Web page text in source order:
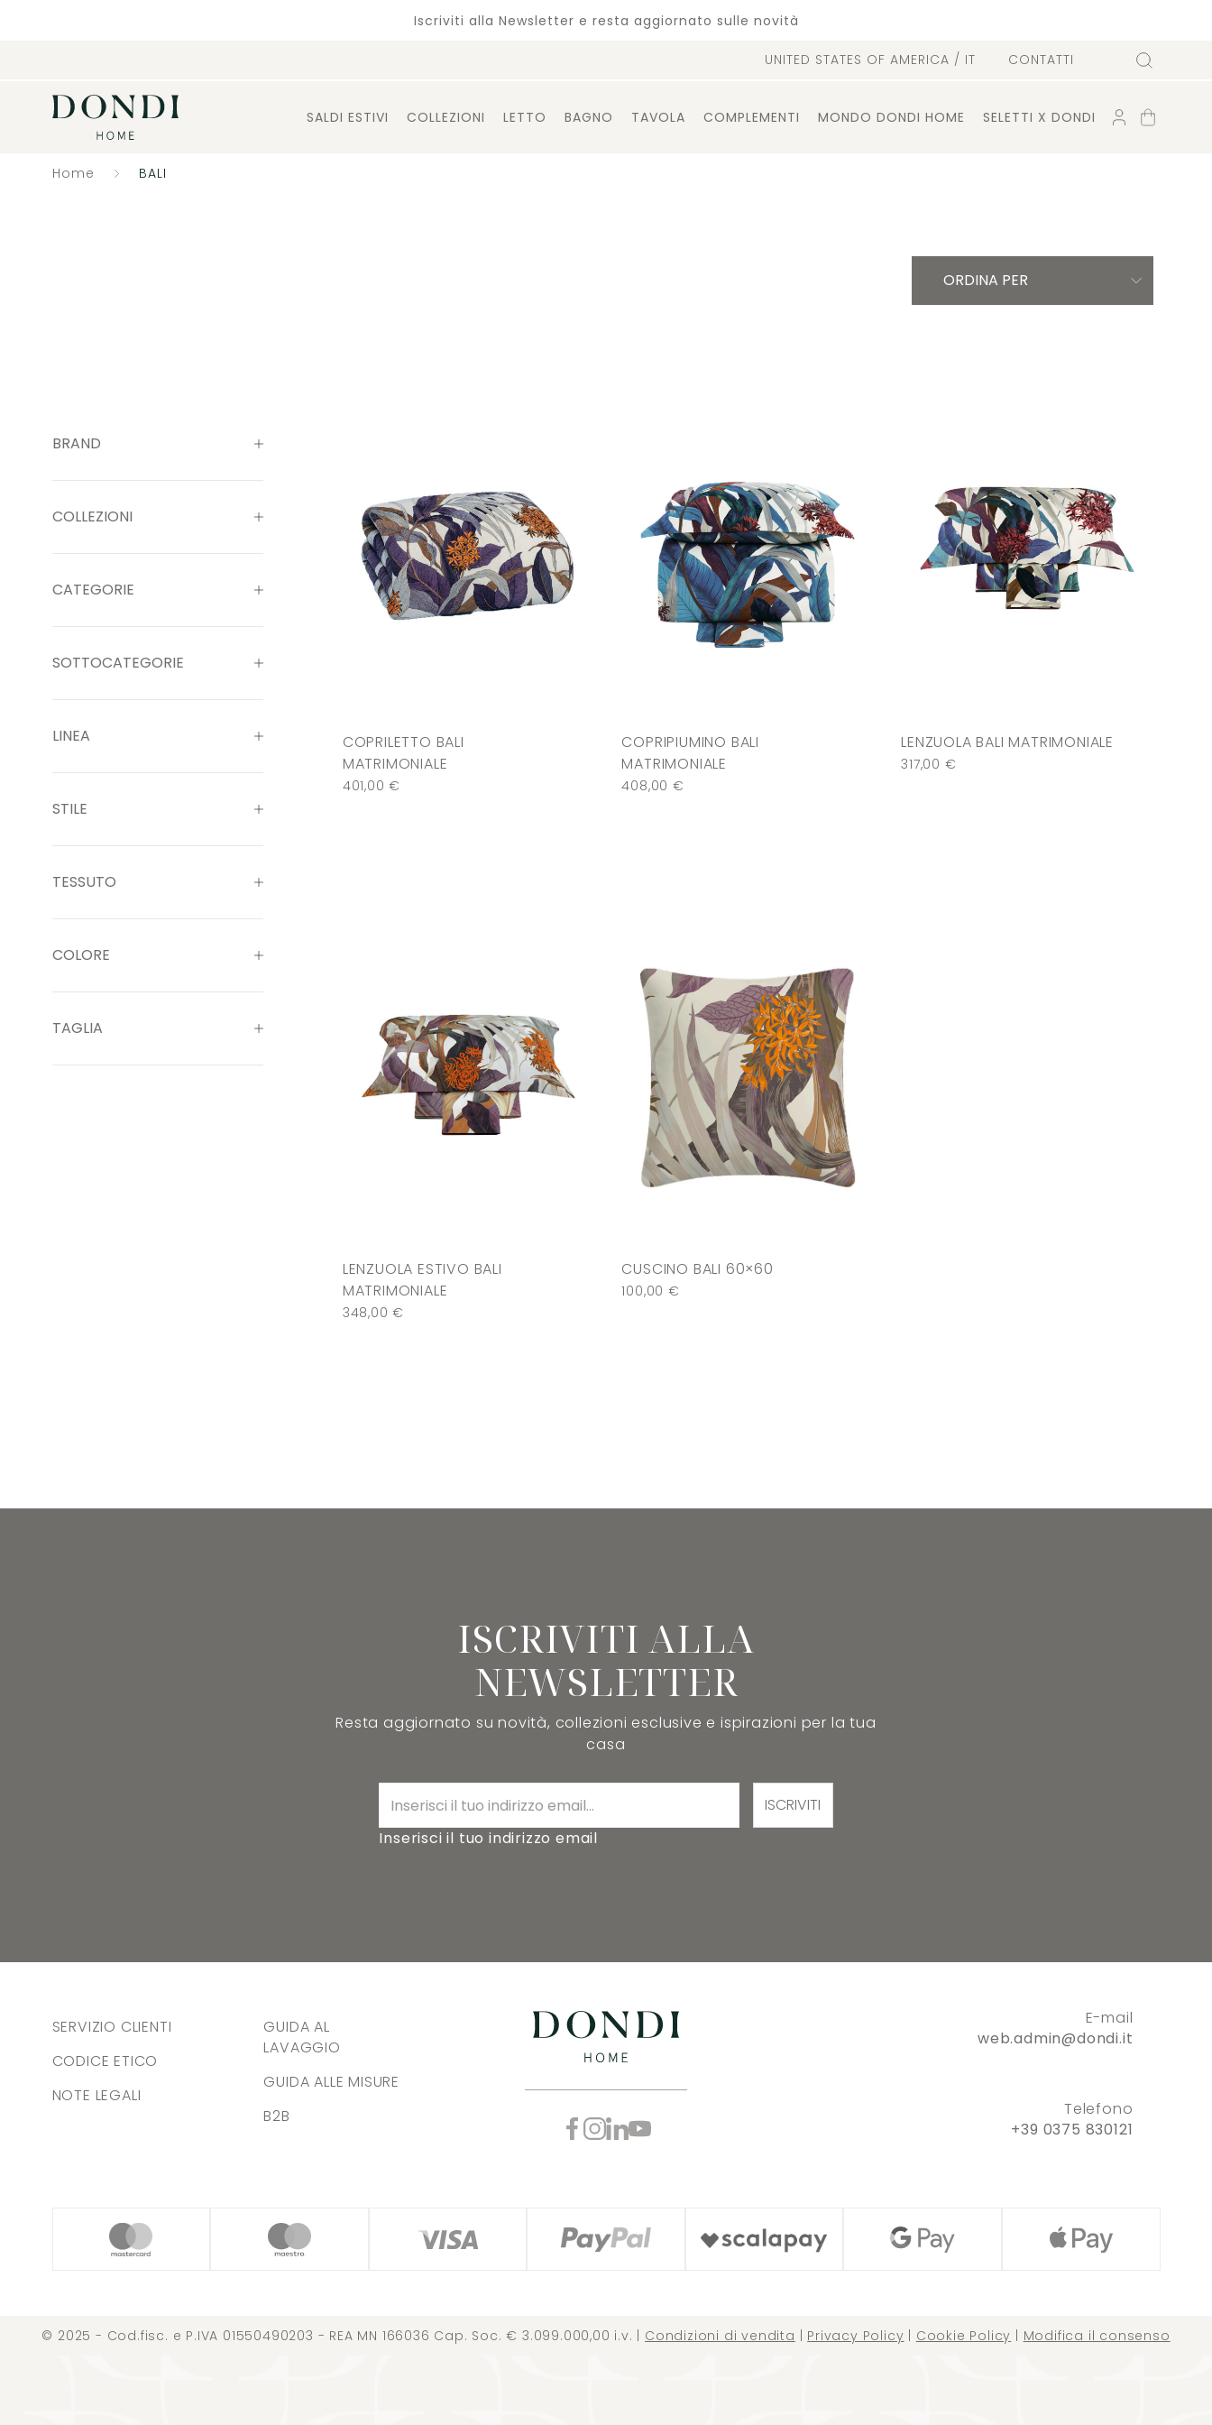
Iscriviti alla Newsletter e resta aggiornato sulle novità
UNITED STATES OF AMERICA / IT CONTATTI Cerca
SALDI ESTIVI COLLEZIONI LETTO BAGNO TAVOLA COMPLEMENTI MONDO DONDI HOME SELETTI X DONDI ACCOUNT
CARRELLO
Home BALI
BRAND
COLLEZIONI
CATEGORIE
SOTTOCATEGORIE
LINEA
STILE
TESSUTO
COLORE
TAGLIA
ORDINA PER
COPRILETTO BALI
MATRIMONIALE
401,00€
COPRIPIUMINO BALI
MATRIMONIALE
408,00€
LENZUOLA BALI MATRIMONIALE
317,00 €
LENZUOLA ESTIVO BALI
MATRIMONIALE
348,00€
CUSCINO BALI 60×60
100,00€
ISCRIVITI ALLA
NEWSLETTER
Resta aggiornato su novità, collezioni esclusive e ispirazioni per la tua
casa
Inserisci il tuo indirizzo email
ISCRIVITI
E-mail
web.admin@dondi.it
Telefono
+39 0375 830121
SERVIZIO CLIENTI
CODICE ETICO
NOTE LEGALI
GUIDA AL
LAVAGGIO
GUIDA ALLE MISURE
B2B
© 2025 - Cod.fisc. e P.IVA 01550490203 - REA MN 166036 Cap. Soc. € 3.099.000,00 i.v. | Condizioni di vendita Privacy Policy Cookie Policy Modifica il consenso